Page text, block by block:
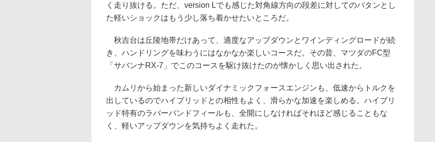
く走り抜ける。ただ、version Lでも感じた対角線方向の段差に対してのバタンとし
た軽いショックはもう少し落ち着かせたいところだ。
秋吉台は丘陵地帯だけあって、適度なアップダウンとワインディングロードが続
き、ハンドリングを味わうにはなかなか楽しいコースだ。その昔、マツダのFC型
「サバンナRX-7」でこのコースを駆け抜けたのが懐かしく思い出された。
カムリから始まった新しいダイナミックフォースエンジンも、低速からトルクを
出しているのでハイブリッドとの相性もよく、滑らかな加速を楽しめる。ハイブリ
ッド特有のラバーバンドフィールも、全開にしなければそれほど感じることもな
く、軽いアップダウンを気持ちよく走れた。